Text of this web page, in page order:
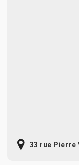
33 rue Pierre